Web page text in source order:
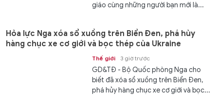
giáo cùng những người bạn mới là...
Hỏa lực Nga xóa sổ xuồng trên Biển Đen, phá hủy
hàng chục xe cơ giới và bọc thép của Ukraine
Thế giới 3 giờ trước
GD&TĐ - Bộ Quốc phòng Nga cho
biết đã xóa sổ xuồng trên Biển Đen,
phá hủy hàng chục xe cơ giới và bọc...